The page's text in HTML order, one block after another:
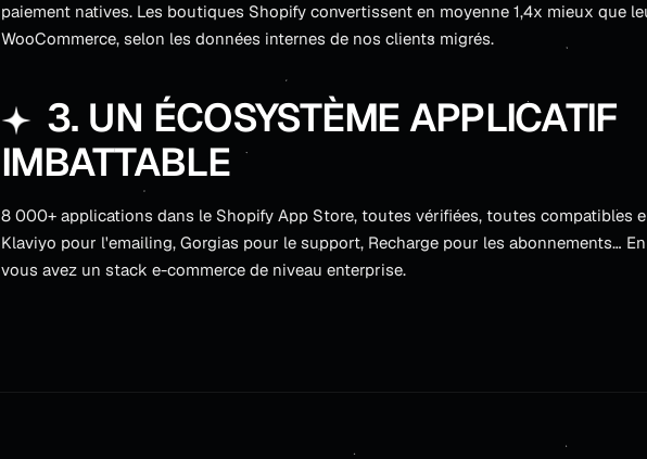
paiement natives. Les boutiques Shopify convertissent en moyenne 1,4x mieux que
WooCommerce, selon les données internes de nos clients migrés.
3. UN ÉCOSYSTÈME APPLICATIF
IMBATTABLE
8 000+ applications dans le Shopify App Store, toutes vérifiées, toutes compatibles
Klaviyo pour l'emailing, Gorgias pour le support, Recharge pour les abonnements…
vous avez un stack e-commerce de niveau enterprise.